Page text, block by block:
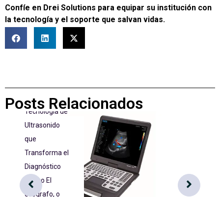
Confíe en Drei Solutions para equipar su institución con
la tecnología y el soporte que salvan vidas.
Posts Relacionados
Ecógrafo
Ecógrafo: La
Tecnología de
Ultrasonido
que
Transforma el
Diagnóstico
Clínico El
ecógrafo, o